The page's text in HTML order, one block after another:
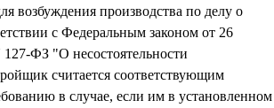
возбуждения производства по делу о
с Федеральным законом от 26
127-ФЗ "О несостоятельности
считается соответствующим
в случае, если им в установленном